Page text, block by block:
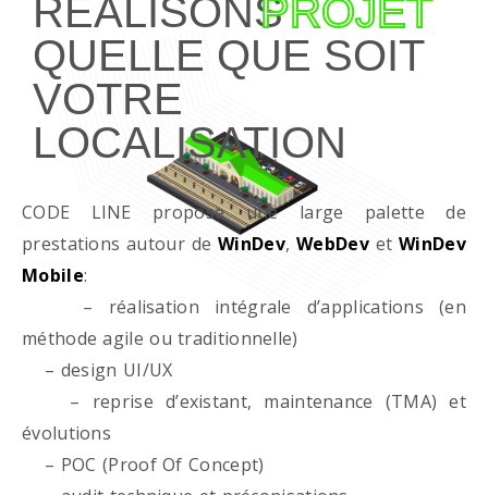
RÉALISONSPROJET
QUELLE QUE SOIT
VOTRE
LOCALISATION
CODE LINE propose une large palette de
prestations autour deWinDev,WebDevet WinDev
Mobile:
– réalisation intégrale d’applications (en
méthode agile ou traditionnelle)
– design UI/UX
– reprise d’existant, maintenance (TMA) et
évolutions
– POC (Proof Of Concept)